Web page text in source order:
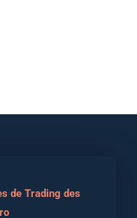
de Trading des